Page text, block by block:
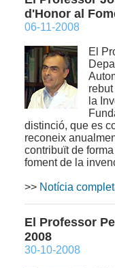
d'Honor al
06-11-2008
El
la
distinció, que es
reconeix
contribuït de
foment de la
>> Notícia
El Professor
2008
30-10-2008